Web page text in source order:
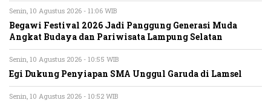
Senin, 10 Agustus 2026 - 11:06 WIB
Begawi Festival 2026 Jadi Panggung Generasi Muda
Angkat Budaya dan Pariwisata Lampung Selatan
Senin, 10 Agustus 2026 - 10:55 WIB
Egi Dukung Penyiapan SMA Unggul Garuda di Lamsel
Senin, 10 Agustus 2026 - 10:52 WIB